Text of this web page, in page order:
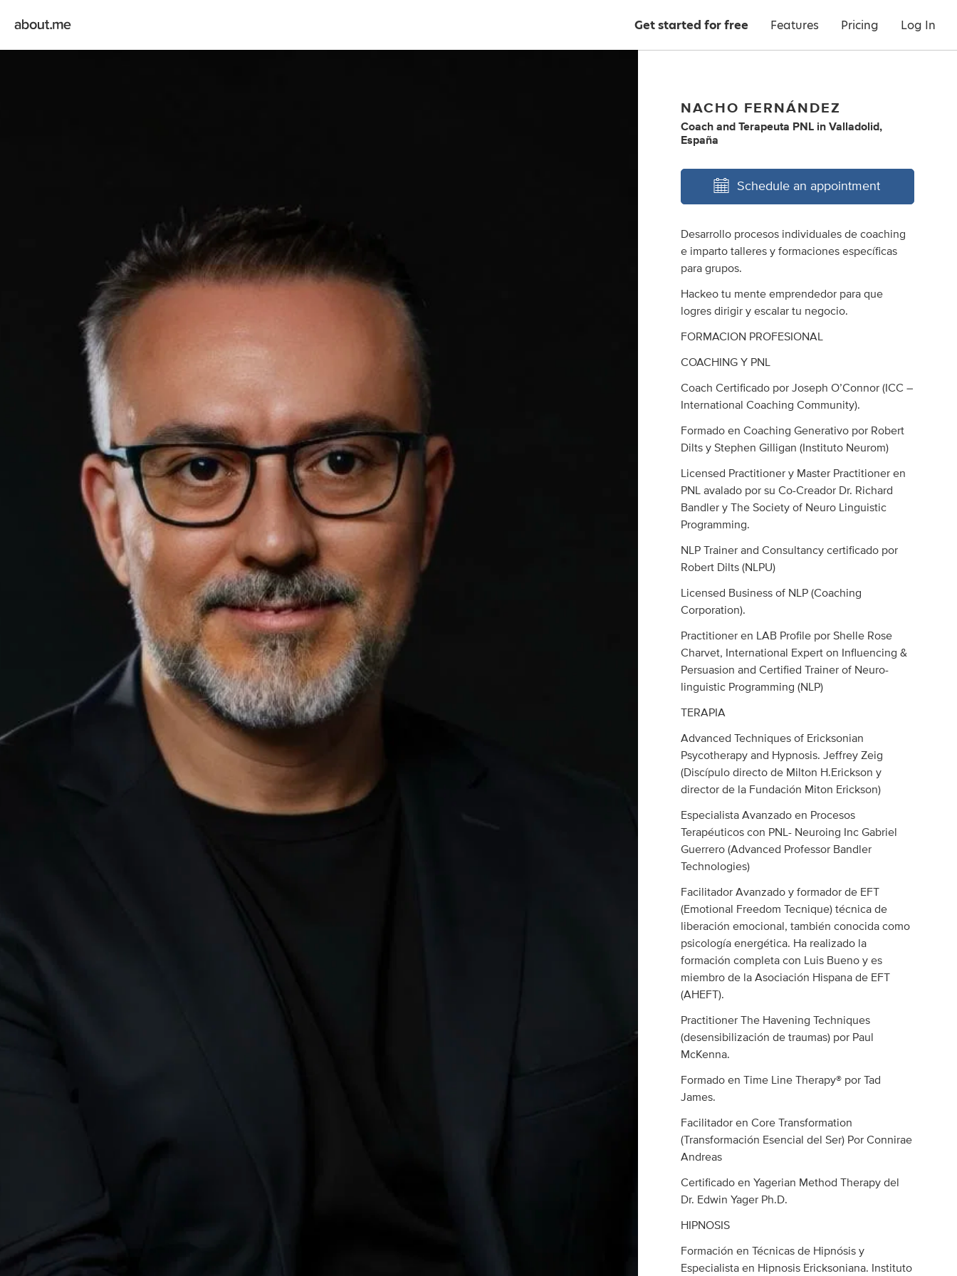
Get started for free Features Pricing Log In
NACHO FERNÁNDEZ
Coach andTerapeuta PNL inValladolid,
España
Schedule an appointment
Desarrollo procesos individuales de coaching
e imparto talleres y formaciones específicas
para grupos.
Hackeo tu mente emprendedor para que
logres dirigir y escalar tu negocio.
FORMACION PROFESIONAL
COACHING Y PNL
Coach Certificado por Joseph O’Connor (ICC –
International Coaching Community).
Formado en Coaching Generativo por Robert
Dilts y Stephen Gilligan (Instituto Neurom)
Licensed Practitioner y Master Practitioner en
PNL avalado por su Co-Creador Dr. Richard
Bandler y The Society of Neuro Linguistic
Programming.
NLP Trainer and Consultancy certificado por
Robert Dilts (NLPU)
Licensed Business of NLP (Coaching
Corporation).
Practitioner en LAB Profile por Shelle Rose
Charvet, International Expert on Influencing &
Persuasion and Certified Trainer of Neuro-
linguistic Programming (NLP)
TERAPIA
Advanced Techniques of Ericksonian
Psycotherapy and Hypnosis. Jeffrey Zeig
(Discípulo directo de Milton H.Erickson y
director de la Fundación Miton Erickson)
Especialista Avanzado en Procesos
Terapéuticos con PNL- Neuroing Inc Gabriel
Guerrero (Advanced Professor Bandler
Technologies)
Facilitador Avanzado y formador de EFT
(Emotional Freedom Tecnique) técnica de
liberación emocional, también conocida como
psicología energética. Ha realizado la
formación completa con Luis Bueno y es
miembro de la Asociación Hispana de EFT
(AHEFT).
Practitioner The Havening Techniques
(desensibilización de traumas) por Paul
McKenna.
Formado en Time Line Therapy® por Tad
James.
Facilitador en Core Transformation
(Transformación Esencial del Ser) Por Connirae
Andreas
Certificado en Yagerian Method Therapy del
Dr. Edwin Yager Ph.D.
HIPNOSIS
Formación en Técnicas de Hipnósis y
Especialista en Hipnosis Ericksoniana. Instituto